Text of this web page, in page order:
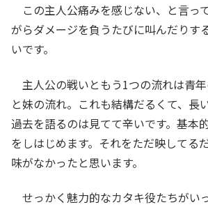
この主人公痛みを感じない、と言っ
がらダメージを負うたびに叫んだりす
いです。
主人公の戦いともう1つの流れは青
と妹の流れ。これも結構だるくて、長
過去を語るのは見てて辛いです。基本
をしはじめます。それをただ映してる
味がなかったと思います。
せっかく魅力的なカタキ役たちがい